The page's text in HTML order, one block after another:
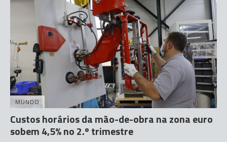
MUNDO
Custos horários da mão-de-obra na zona euro
sobem 4,5% no 2.º trimestre